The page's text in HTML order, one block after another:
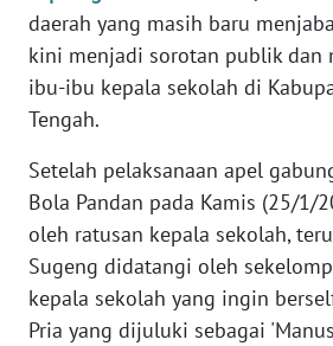
daerah yang masih baru
kini menjadi sorotan publik dan
ibu-ibu kepala sekolah di
Tengah.
Setelah pelaksanaan apel
Bola Pandan pada Kamis (25/1/
oleh ratusan kepala sekolah,
Sugeng didatangi oleh
kepala sekolah yang ingin
Pria yang dijuluki sebagai
REDAKSI
KARIR
DISCLAIMER
Wahana
News
Regional
WN
SUMUT